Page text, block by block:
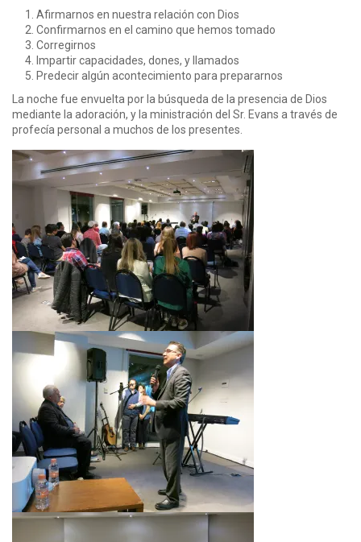
Afirmarnos en nuestra relación con Dios
Confirmarnos en el camino que hemos tomado
Corregirnos
Impartir capacidades, dones, y llamados
Predecir algún acontecimiento para prepararnos
La noche fue envuelta por la búsqueda de la presencia de Dios
mediante la adoración, y la ministración del Sr. Evans a través de
profecía personal a muchos de los presentes.